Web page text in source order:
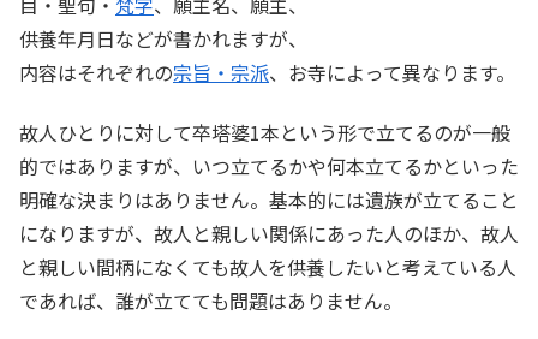
供養年月日などが書かれますが、
内容はそれぞれの宗旨・宗派、お寺によって異なります。
故人ひとりに対して卒塔婆1本という形で立てるのが一般
的ではありますが、いつ立てるかや何本立てるかといった
明確な決まりはありません。基本的には遺族が立てること
になりますが、故人と親しい関係にあった人のほか、故人
と親しい間柄になくても故人を供養したいと考えている人
であれば、誰が立てても問題はありません。